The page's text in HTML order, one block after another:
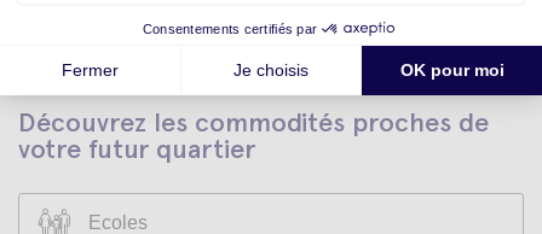
Découvrez les commodités proches de
votre futur quartier
Ecoles